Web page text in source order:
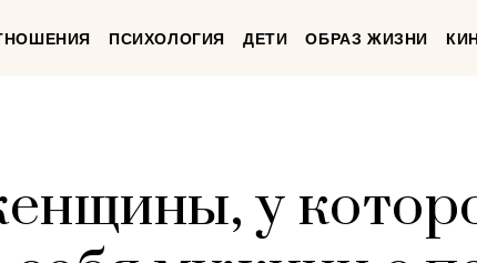
ПСИХОЛОГИЯ ДЕТИ ОБРАЗ ЖИЗНИ
у